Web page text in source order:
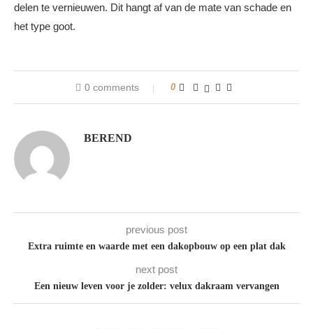
delen te vernieuwen. Dit hangt af van de mate van schade en
het type goot.
0 comments 0
BEREND
previous post
Extra ruimte en waarde met een dakopbouw op een plat dak
next post
Een nieuw leven voor je zolder: velux dakraam vervangen